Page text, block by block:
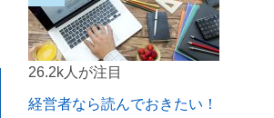
26.2k人が注目
経営者なら読んでおきたい！